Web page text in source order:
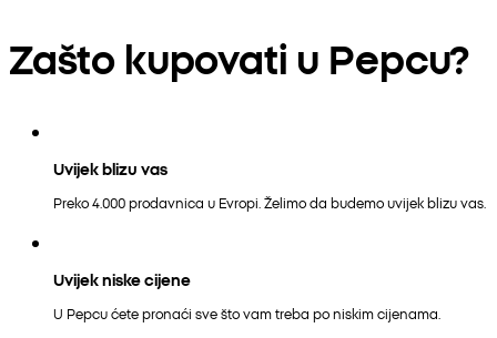
Zašto kupovati u Pepcu?
Uvijek blizu vas
Preko 4.000 prodavnica u Evropi. Želimo da budemo uvijek blizu vas.
Uvijek niske cijene
U Pepcu ćete pronaći sve što vam treba po niskim cijenama.